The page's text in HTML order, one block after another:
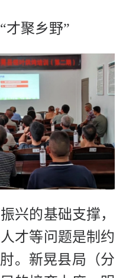
才聚乡野”
兴的基础支撑，
才等问题是制约
。新晃县局（分